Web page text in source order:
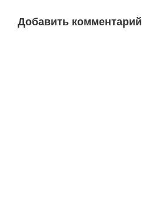
Добавить комментарий